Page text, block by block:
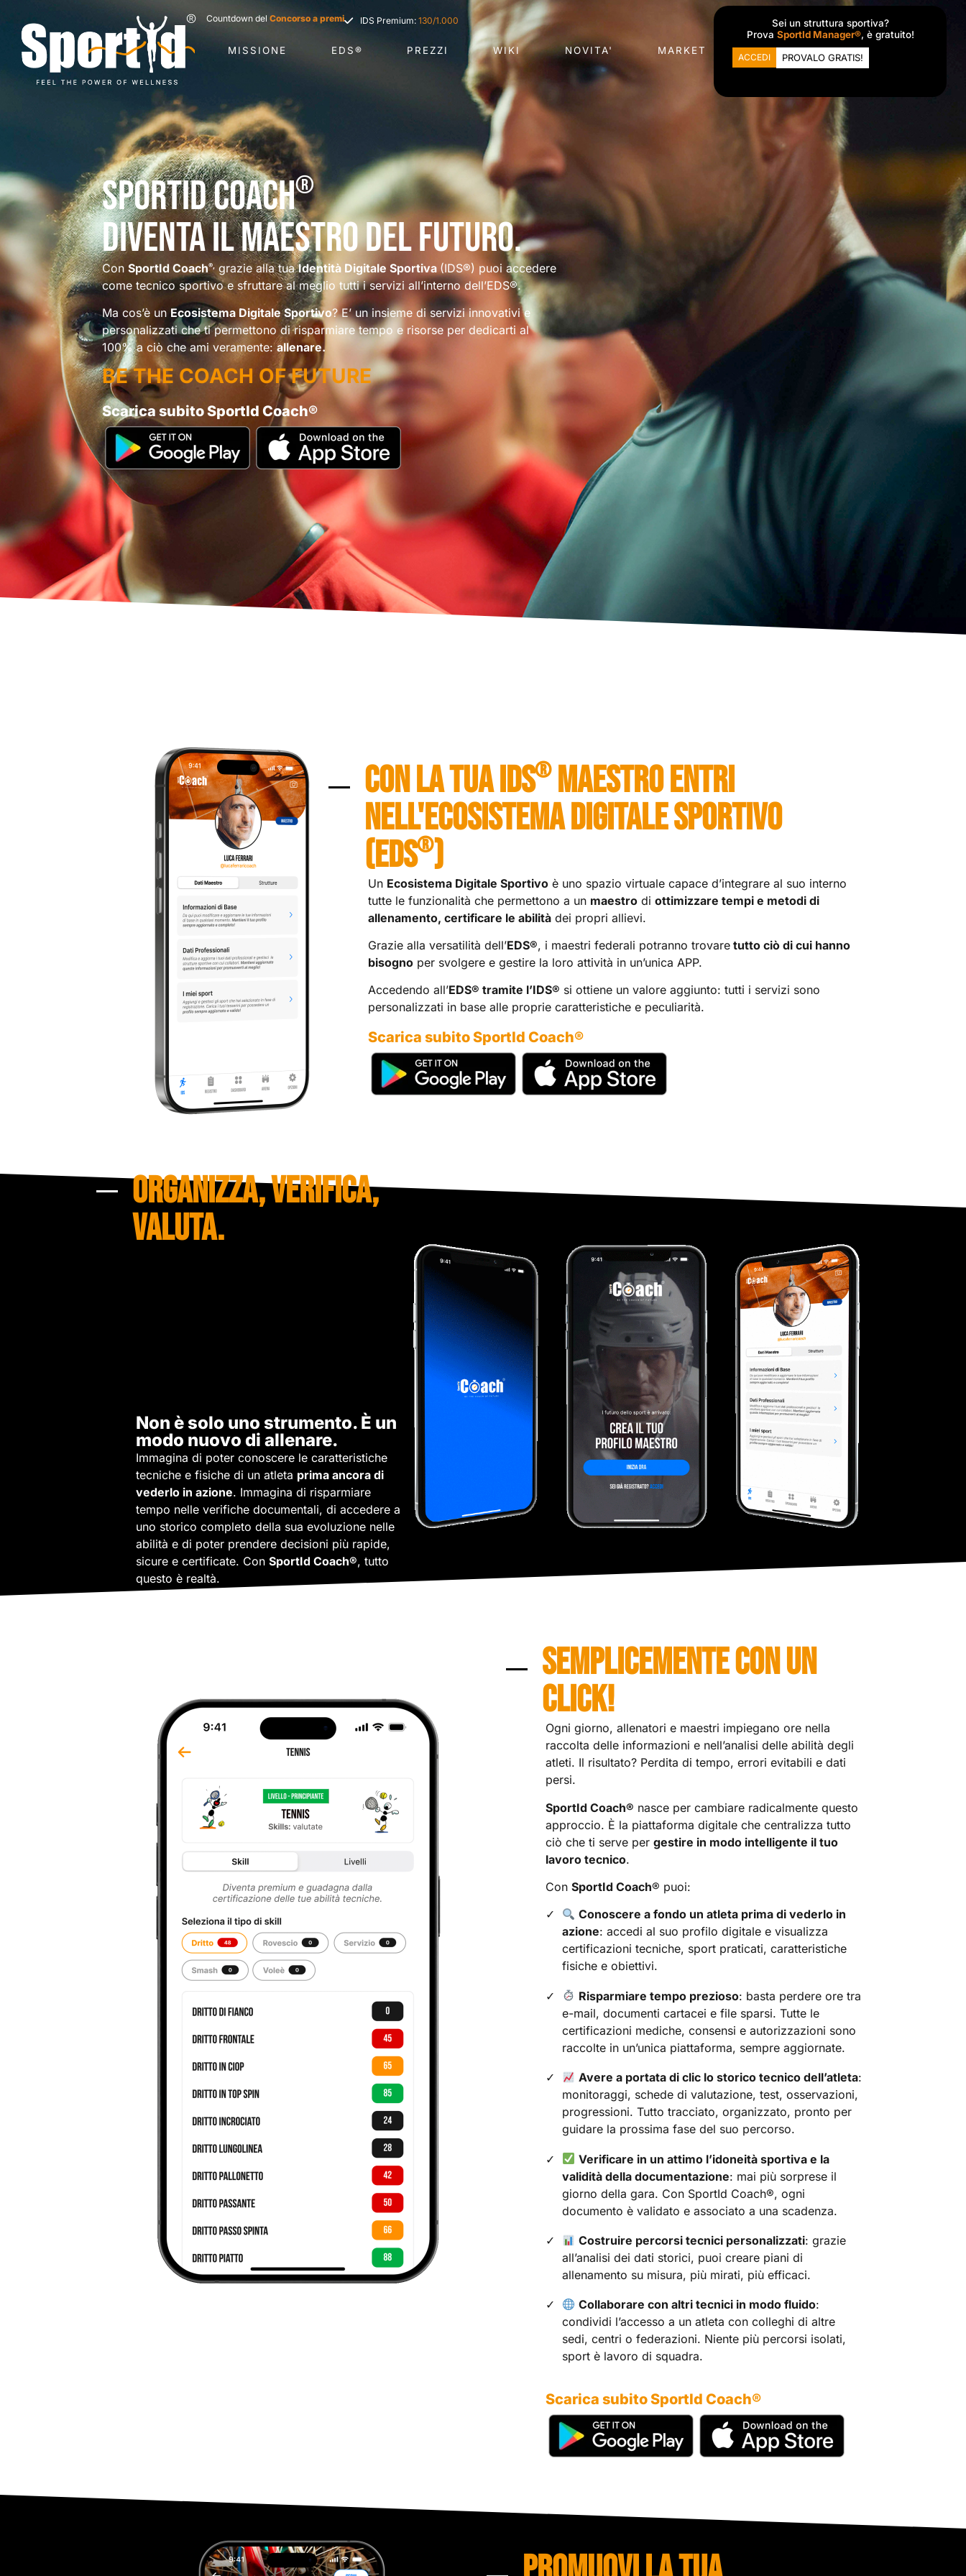
Countdown del Concorso a premi IDS Premium:130/1.000
MISSIONE EDS® PREZZI WIKI NOVITA' MARKET
Sei un struttura sportiva?
Prova SportId Manager®, è gratuito!
ACCEDI PROVALO GRATIS!
SportId Coach®
diventa il maestro del futuro.
ConSportId Coach®, grazie alla tuaIdentità Digitale Sportiva (IDS®) puoi accedere
come tecnico sportivo e sfruttare al meglio tutti i servizi all’interno dell’EDS®.
Ma cos’è unEcosistema Digitale Sportivo? E’ un insieme di servizi innovativi e
personalizzati che ti permettono di risparmiare tempo e risorse per dedicarti al
100% a ciò che ami veramente:allenare.
BE THE COACH OF FUTURE
Scarica subito SportId Coach®
CON LA TUA IDS®MAESTRO ENTRI
NELL'ECOSISTEMA DIGITALE SPORTIVO
(EDS®)
Un Ecosistema Digitale Sportivo è uno spazio virtuale capace d’integrare al suo interno
tutte le funzionalità che permettono a un maestro diottimizzare tempi e metodi di
allenamento, certificare le abilità dei propri allievi.
Grazie alla versatilità dell’EDS®, i maestri federali potranno trovare tutto ciò di cui hanno
bisogno per svolgere e gestire la loro attività in un’unica APP.
Accedendo all’EDS® tramite l’IDS® si ottiene un valore aggiunto: tutti i servizi sono
personalizzati in base alle proprie caratteristiche e peculiarità.
Scarica subito SportId Coach®
ORGANIZZA, VERIFICA,
VALUTA.
Non è solo uno strumento. È un
modo nuovo di allenare.
Immagina di poter conoscere le caratteristiche
tecniche e fisiche di un atleta prima ancora di
vederlo in azione. Immagina di risparmiare
tempo nelle verifiche documentali, di accedere a
uno storico completo della sua evoluzione nelle
abilità e di poter prendere decisioni più rapide,
sicure e certificate. ConSportId Coach®, tutto
questo è realtà.
SEMPLICEMENTE CON UN
CLICK!
Ogni giorno, allenatori e maestri impiegano ore nella
raccolta delle informazioni e nell’analisi delle abilità degli
atleti. Il risultato? Perdita di tempo, errori evitabili e dati
persi.
SportId Coach® nasce per cambiare radicalmente questo
approccio. È la piattaforma digitale che centralizza tutto
ciò che ti serve per gestire in modo intelligente il tuo
lavoro tecnico.
Con SportId Coach® puoi:
Conoscere a fondo un atleta prima di vederlo in
azione: accedi al suo profilo digitale e visualizza
certificazioni tecniche, sport praticati, caratteristiche
fisiche e obiettivi.
Risparmiare tempo prezioso: basta perdere ore tra
e-mail, documenti cartacei e file sparsi. Tutte le
certificazioni mediche, consensi e autorizzazioni sono
raccolte in un’unica piattaforma, sempre aggiornate.
Avere a portata di clic lo storico tecnico dell’atleta:
monitoraggi, schede di valutazione, test, osservazioni,
progressioni. Tutto tracciato, organizzato, pronto per
guidare la prossima fase del suo percorso.
Verificare in un attimo l’idoneità sportiva e la
validità della documentazione: mai più sorprese il
giorno della gara. Con SportId Coach®, ogni
documento è validato e associato a una scadenza.
Costruire percorsi tecnici personalizzati: grazie
all’analisi dei dati storici, puoi creare piani di
allenamento su misura, più mirati, più efficaci.
Collaborare con altri tecnici in modo fluido:
condividi l’accesso a un atleta con colleghi di altre
sedi, centri o federazioni. Niente più percorsi isolati,
sport è lavoro di squadra.
Scarica subito SportId Coach®